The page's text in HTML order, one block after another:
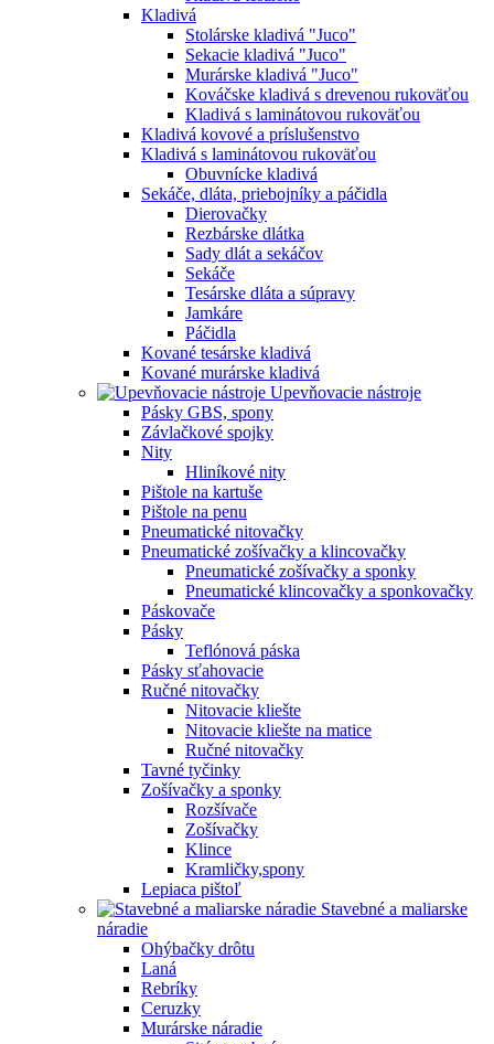
Kladivá
Stolárske kladivá "Juco"
Sekacie kladivá "Juco"
Murárske kladivá "Juco"
Kováčske kladivá s drevenou rukoväťou
Kladivá s laminátovou rukoväťou
Kladivá kovové a príslušenstvo
Kladivá s laminátovou rukoväťou
Obuvnícke kladivá
Sekáče, dláta, priebojníky a páčidla
Dierovačky
Rezbárske dlátka
Sady dlát a sekáčov
Sekáče
Tesárske dláta a súpravy
Jamkáre
Páčidla
Kované tesárske kladivá
Kované murárske kladivá
Upevňovacie nástroje
Pásky GBS, spony
Závlačkové spojky
Nity
Hliníkové nity
Pištole na kartuše
Pištole na penu
Pneumatické nitovačky
Pneumatické zošívačky a klincovačky
Pneumatické zošívačky a sponky
Pneumatické klincovačky a sponkovačky
Páskovače
Pásky
Teflónová páska
Pásky sťahovacie
Ručné nitovačky
Nitovacie kliešte
Nitovacie kliešte na matice
Ručné nitovačky
Tavné tyčinky
Zošívačky a sponky
Rozšívače
Zošívačky
Klince
Kramličky,spony
Lepiaca pištoľ
Stavebné a maliarske
náradie
Ohýbačky drôtu
Laná
Rebríky
Ceruzky
Murárske náradie